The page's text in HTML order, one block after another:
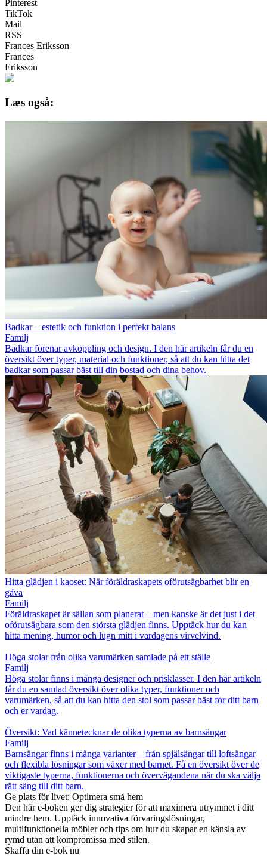
Pinterest
TikTok
Mail
RSS
Frances Eriksson
Frances
Eriksson
Læs også:
Badkar – estetik och funktion i perfekt balans
Familj
Badkar förenar avkoppling och design. I den här artikeln får du en
översikt över typer, material och funktioner, så att du kan hitta det
badkar som passar bäst till din bostad och dina behov.
Hitta glädjen i kaoset: När föräldraskapets oförutsägbarhet blir en
gåva
Familj
Föräldraskapet är sällan som planerat – men kanske är det just i det
oförutsägbara som den största glädjen finns. Upptäck hur du kan
hitta mening, humor och lugn mitt i vardagens virvelvind.
Höga stolar från olika varumärken samlade på ett ställe
Familj
Höga stolar finns i många designer och prisklasser. I den här artikeln
får du en samlad översikt över olika typer, funktioner och
varumärken, så att du kan hitta den stol som passar bäst för ditt barn
och er vardag.
Översikt: Vad kännetecknar de olika typerna av barnsängar
Familj
Barnsängar finns i många varianter – från spjälsängar till loftsängar
och flexibla lösningar som växer med barnet. Få en översikt över de
viktigaste typerna, funktionerna och övervägandena när du ska välja
rätt säng till ditt barn.
Ge plats för livet: Optimera små hem
Den här e-boken ger dig strategier för att maximera utrymmet i ditt
mindre hem. Upptäck innovativa förvaringslösningar,
multifunktionella möbler och tips om hur du skapar en känsla av
rymd utan att kompromissa med stilen.
Skaffa din e-bok nu